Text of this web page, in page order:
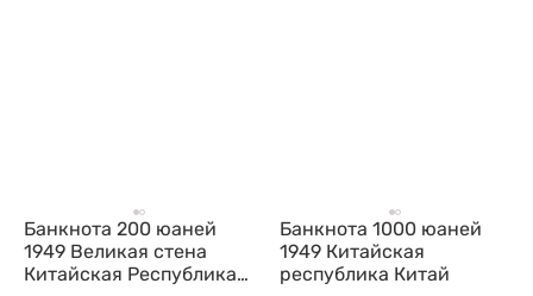
Банкнота 200 юаней
1949 Великая стена
Китайская Республика
Банкнота 1000 юаней
1949 Китайская
республика Китай